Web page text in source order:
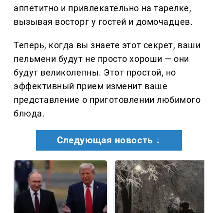
аппетитно и привлекательно на тарелке,
вызывая восторг у гостей и домочадцев.
Теперь, когда вы знаете этот секрет, ваши
пельмени будут не просто хороши — они
будут великолепны. Этот простой, но
эффективный прием изменит ваше
представление о приготовлении любимого
блюда.
Следующая новость ↓